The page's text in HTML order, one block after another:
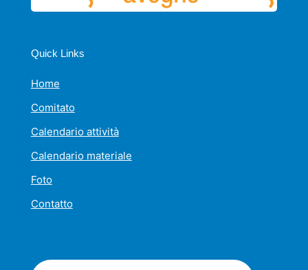
Quick Links
Home
Comitato
Calendario attività
Calendario materiale
Foto
Contatto